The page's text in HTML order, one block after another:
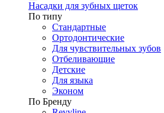
Насадки для зубных щеток
По типу
Стандартные
Ортодонтические
Для чувствительных зубов
Отбеливающие
Детские
Для языка
Эконом
По Бренду